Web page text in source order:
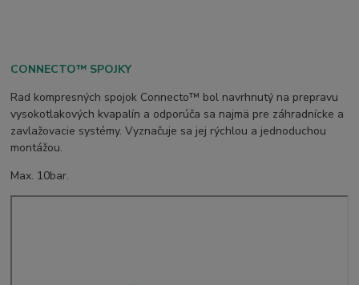
CONNECTO™ SPOJKY
Rad kompresných spojok Connecto™ bol navrhnutý na prepravu
vysokotlakových kvapalín a odporúča sa najmä pre záhradnícke a
zavlažovacie systémy. Vyznačuje sa jej rýchlou a jednoduchou
montážou.
Max. 10bar.